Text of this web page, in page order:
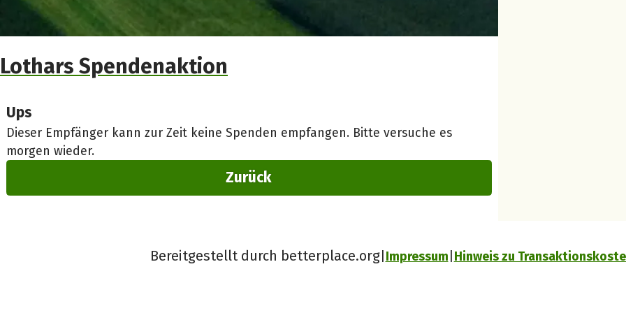
Lothars Spendenaktion
Ups
Dieser Empfänger kann zur Zeit keine Spenden empfangen. Bitte versuche es
morgen wieder.
Zurück
Bereitgestellt durch betterplace.org Impressum Hinweis zu